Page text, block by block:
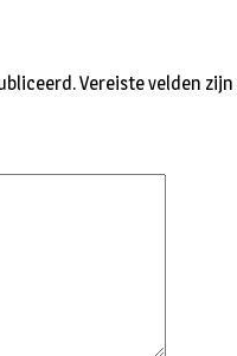
Vereiste velden